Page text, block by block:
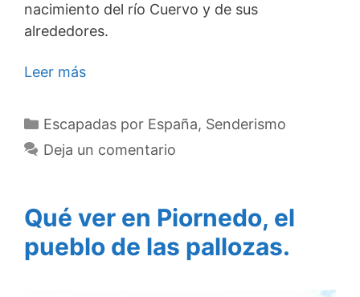
nacimiento del río Cuervo y de sus
alrededores.
Leer más
Categorías
Escapadas por España, Senderismo
Deja un comentario
Qué ver en Piornedo, el
pueblo de las pallozas.